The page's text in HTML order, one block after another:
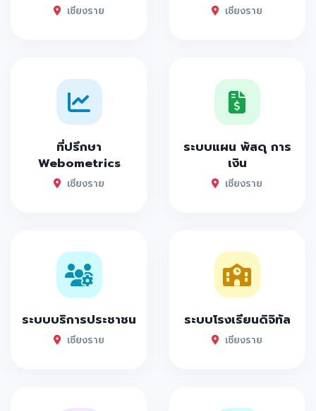
เชียงราย เชียงราย
ที่ปรึกษา
Webometrics
เชียงราย
ระบบแผน พัสดุ การ
เงิน
เชียงราย
ระบบบริการประชาชน
เชียงราย
ระบบโรงเรียนดิจิทัล
เชียงราย